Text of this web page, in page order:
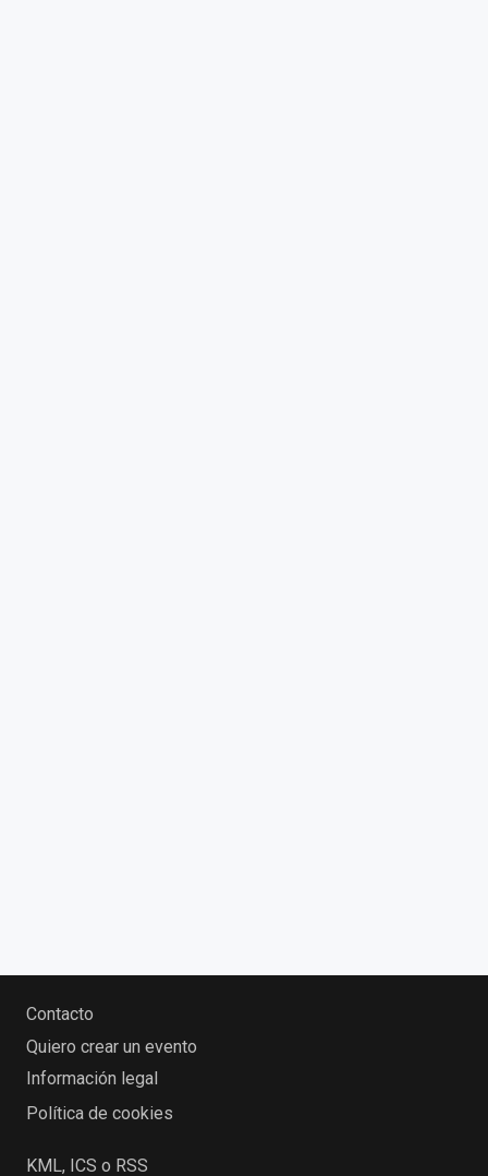
Contacto
Quiero crear un evento
Información legal
Política de cookies
KML, ICS o RSS